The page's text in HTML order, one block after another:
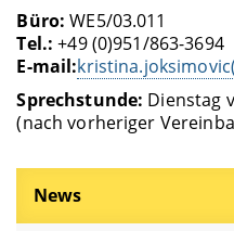
Büro: WE5/03.011
Tel.: +49 (0)951/863-3694
E-mail:
Sprechstunde: Dienstag
(nach vorheriger
News